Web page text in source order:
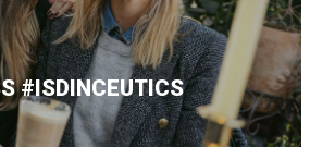
#ISDINCEUTICS